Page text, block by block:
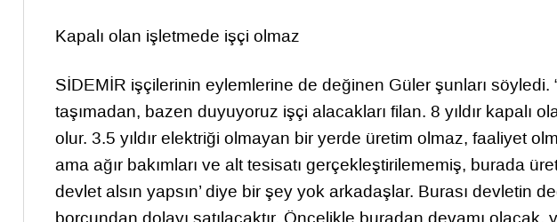
Kapalı olan işletmede işçi olmaz
SİDEMİR işçilerinin eylemlerine de değinen Güler şunları söyledi.
taşımadan, bazen duyuyoruz işçi alacakları filan. 8 yıldır kapalı
olur. 3.5 yıldır elektriği olmayan bir yerde üretim olmaz, faaliyet
ama ağır bakımları ve alt tesisatı gerçekleştirilememiş, burada
devlet alsın yapsın’ diye bir şey yok arkadaşlar. Burası devletin